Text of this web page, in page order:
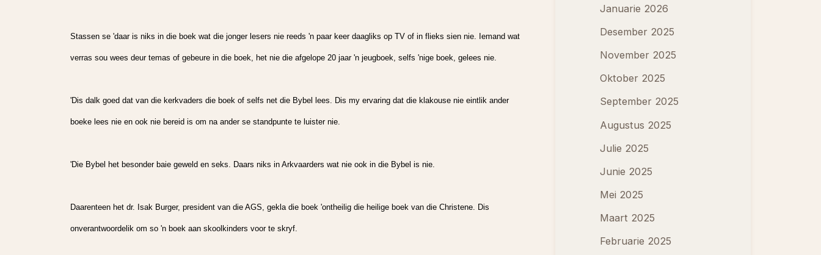
Stassen se 'daar is niks in die boek wat die jonger lesers nie reeds 'n paar keer daagliks op TV of in flieks sien nie. Iemand wat
verras sou wees deur temas of gebeure in die boek, het nie die afgelope 20 jaar 'n jeugboek, selfs 'nige boek, gelees nie.
'Dis dalk goed dat van die kerkvaders die boek of selfs net die Bybel lees. Dis my ervaring dat die klakouse nie eintlik ander
boeke lees nie en ook nie bereid is om na ander se standpunte te luister nie.
'Die Bybel het besonder baie geweld en seks. Daars niks in Arkvaarders wat nie ook in die Bybel is nie.
Daarenteen het dr. Isak Burger, president van die AGS, gekla die boek 'ontheilig die heilige boek van die Christene. Dis
onverantwoordelik om so 'n boek aan skoolkinders voor te skryf.
Januarie 2026
Desember 2025
November 2025
Oktober 2025
September 2025
Augustus 2025
Julie 2025
Junie 2025
Mei 2025
Maart 2025
Februarie 2025